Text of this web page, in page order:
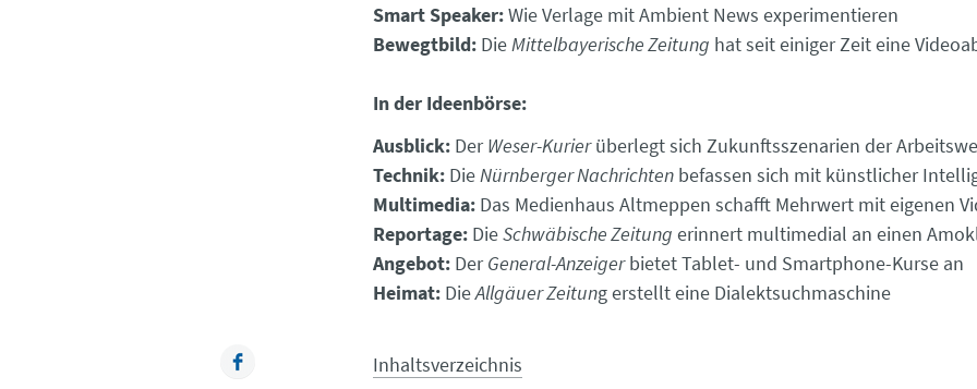
Smart Speaker:Wie Verlage mit Ambient News experimentieren
Bewegtbild: DieMittelbayerische Zeitung hat seit einiger Zeit eine
In der Ideenbörse:
Ausblick: DerWeser-Kurierüberlegt sich Zukunftsszenarien der
Technik: DieNürnberger Nachrichten befassen sich mit künstlicher
Multimedia: Das Medienhaus Altmeppen schafft Mehrwert mit eigenen
Reportage: DieSchwäbische Zeitung erinnert multimedial an einen
Angebot: DerGeneral-Anzeigerbietet Tablet- und Smartphone-Kurse an
Heimat: DieAllgäuer Zeitung erstellt eine Dialektsuchmaschine
Inhaltsverzeichnis